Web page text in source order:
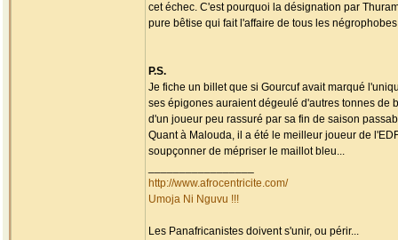
cet échec. C'est pourquoi la désignation par
pure bêtise qui fait l'affaire de tous les
P.S.
Je fiche un billet que si Gourcuf avait marqué
ses épigones auraient dégeulé d'autres tonnes de
d'un joueur peu rassuré par sa fin de saison
Quant à Malouda, il a été le meilleur joueur de
soupçonner de mépriser le maillot bleu...
http://www.afrocentricite.com/
Umoja Ni Nguvu !!!
Les Panafricanistes doivent s'unir, ou périr...